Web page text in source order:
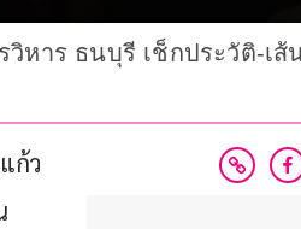
าร ธนบุรี เช็กประวัติ-เส้
ก้ว